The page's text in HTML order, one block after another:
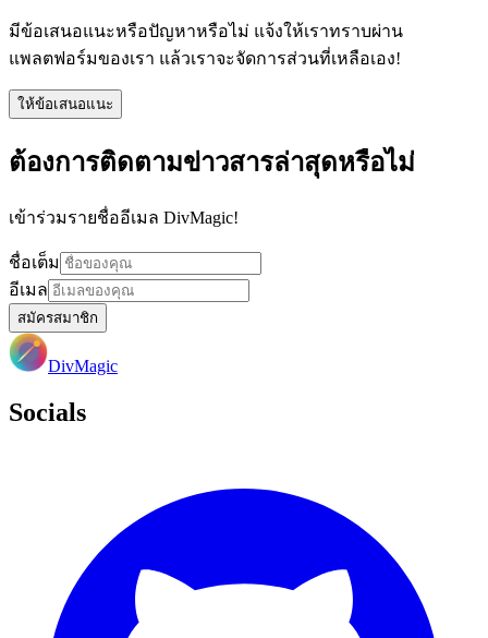
มีข้อเสนอแนะหรือปัญหาหรือไม่ แจ้งให้เราทราบผ่าน
แพลตฟอร์มของเรา แล้วเราจะจัดการส่วนที่เหลือเอง!
ให้ข้อเสนอแนะ
ต้องการติดตามข่าวสารล่าสุดหรือไม่
เข้าร่วมรายชื่ออีเมล DivMagic!
ชื่อเต็ม
อีเมล
สมัครสมาชิก
DivMagic
Socials